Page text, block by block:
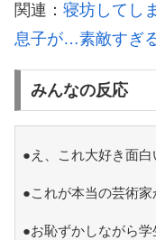
関連： 寝坊してし
息子が…素敵すぎ
みんなの反応
●え、これ大好き面白
●これが本当の芸術家
●お恥ずかしながら